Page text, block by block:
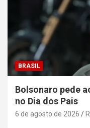
BRASIL
Bolsonaro pede
no Dia dos Pais
6 de agosto de 2026